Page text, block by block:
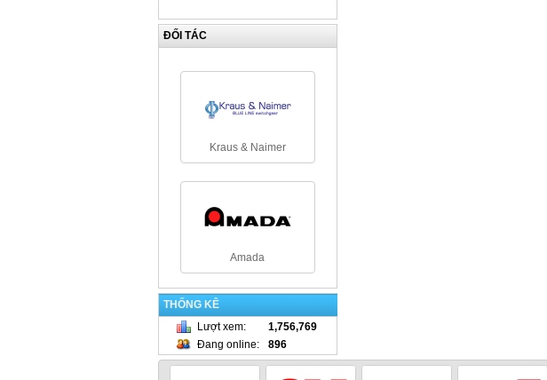
ĐỐI TÁC
Kraus & Naimer
Amada
THỐNG KÊ
Lượt xem:
1,756,769
Đang online: 896